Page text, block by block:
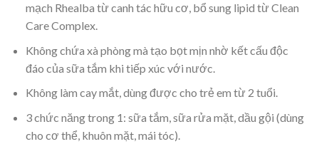
mạch Rhealba từ canh tác hữu cơ, bổ sung lipid từ Clean
Care Complex.
Không chứa xà phòng mà tạo bọt mịn nhờ kết cấu độc
đáo của sữa tắm khi tiếp xúc với nước.
Không làm cay mắt, dùng được cho trẻ em từ 2 tuổi.
3 chức năng trong 1: sữa tắm, sữa rửa mặt, dầu gội (dùng
cho cơ thể, khuôn mặt, mái tóc).